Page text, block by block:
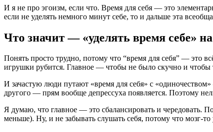
И я не про эгоизм, если что. Время для себя — это
если не уделять немного минут себе, то и дальше эта
Что значит — «уделять время себе»
Понять просто трудно, потому что “время для себя” — это
игрушки рубится. Главное — чтобы не было скучно и
И зачастую люди путают «время для себя» с
другого — прям вообще депрессуха появляется. Поэтому
Я думаю, что главное — это сбалансировать и чередовать.
меньше). Ну, и не забывать слушать себя, потому что мозг-